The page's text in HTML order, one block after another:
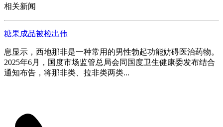
相关新闻
糖果成品被检出伟
息显示，西地那非是一种常用的男性勃起功能妨碍医治药物。
2025年6月，国度市场监管总局会同国度卫生健康委发布结合
通知布告，将那非类、拉非类两类...